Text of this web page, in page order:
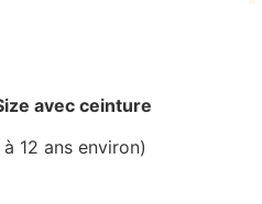
avec ceinture
12 ans environ)